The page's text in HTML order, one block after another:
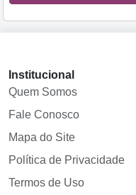
Institucional
Quem Somos
Fale Conosco
Mapa do Site
Política de Privacidade
Termos de Uso